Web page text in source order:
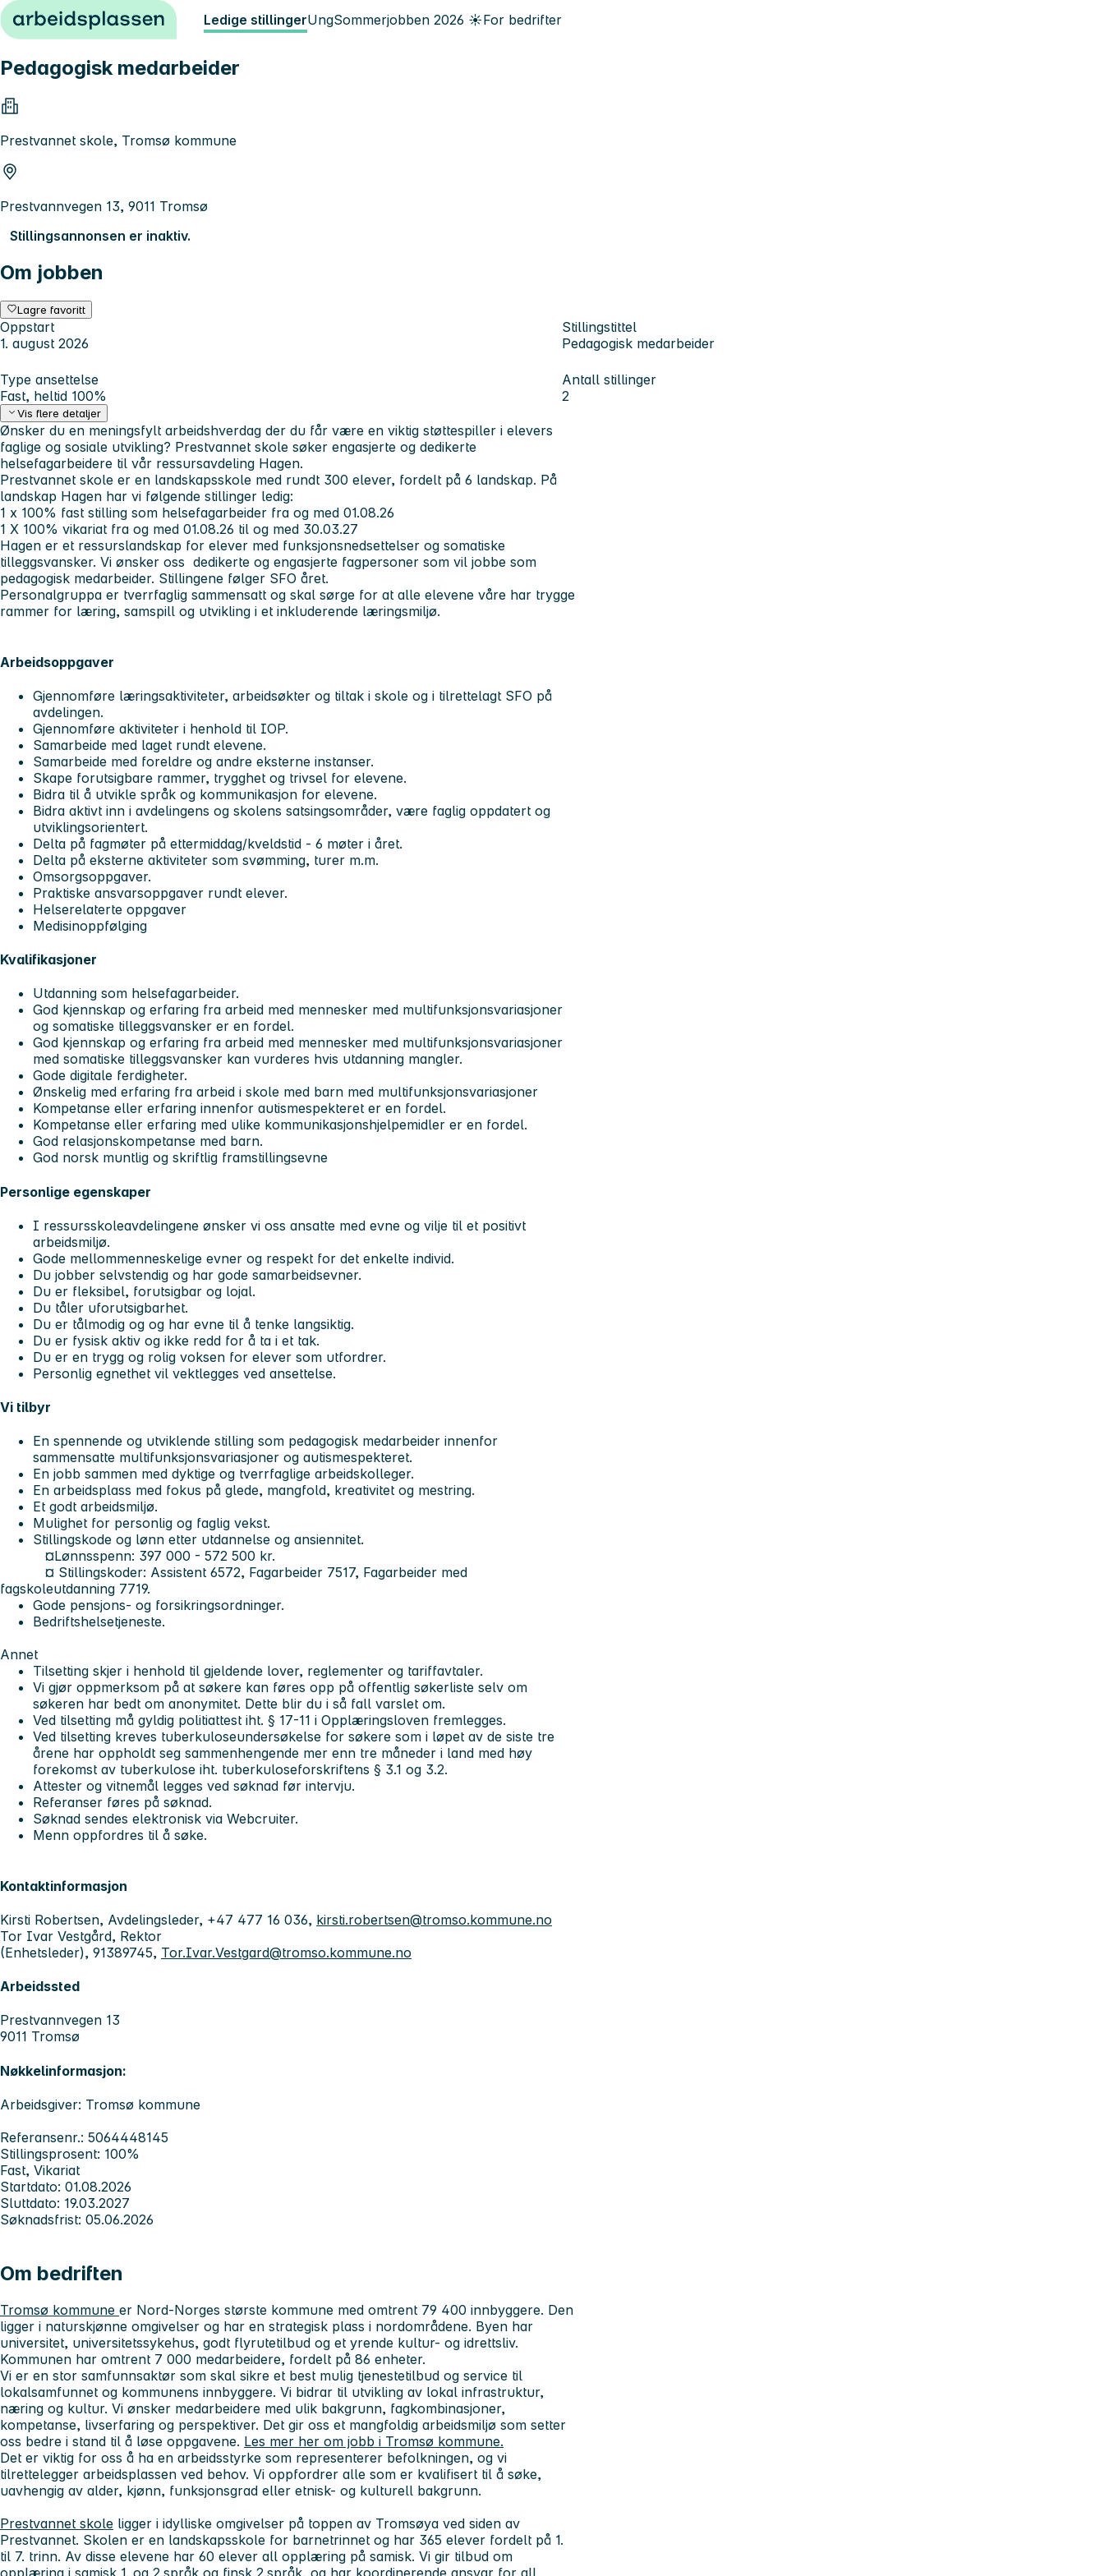
Hopp til innhold Ledige stillingerUngSommerjobben 2026 ☀️For bedrifter
Pedagogisk medarbeider
Prestvannet skole, Tromsø kommune
Prestvannvegen 13, 9011 Tromsø
Stillingsannonsen er inaktiv.
Om jobben
Lagre favoritt
Oppstart
1. august 2026
Stillingstittel
Pedagogisk medarbeider
Type ansettelse
Fast, heltid 100%
Antall stillinger
2
Vis flere detaljer
Ønsker du en meningsfylt arbeidshverdag der du får være en viktig støttespiller i elevers
faglige og sosiale utvikling? Prestvannet skole søker engasjerte og dedikerte
helsefagarbeidere til vår ressursavdeling Hagen.
Prestvannet skole er en landskapsskole med rundt 300 elever, fordelt på 6 landskap. På
landskap Hagen har vi følgende stillinger ledig:
1 x 100% fast stilling som helsefagarbeider fra og med 01.08.26
1 X 100% vikariat fra og med 01.08.26 til og med 30.03.27
Hagen er et ressurslandskap for elever med funksjonsnedsettelser og somatiske
tilleggsvansker. Vi ønsker oss dedikerte og engasjerte fagpersoner som vil jobbe som
pedagogisk medarbeider. Stillingene følger SFO året.
Personalgruppa er tverrfaglig sammensatt og skal sørge for at alle elevene våre har trygge
rammer for læring, samspill og utvikling i et inkluderende læringsmiljø.
Arbeidsoppgaver
Gjennomføre læringsaktiviteter, arbeidsøkter og tiltak i skole og i tilrettelagt SFO på
avdelingen.
Gjennomføre aktiviteter i henhold til IOP.
Samarbeide med laget rundt elevene.
Samarbeide med foreldre og andre eksterne instanser.
Skape forutsigbare rammer, trygghet og trivsel for elevene.
Bidra til å utvikle språk og kommunikasjon for elevene.
Bidra aktivt inn i avdelingens og skolens satsingsområder, være faglig oppdatert og
utviklingsorientert.
Delta på fagmøter på ettermiddag/kveldstid - 6 møter i året.
Delta på eksterne aktiviteter som svømming, turer m.m.
Omsorgsoppgaver.
Praktiske ansvarsoppgaver rundt elever.
Helserelaterte oppgaver
Medisinoppfølging
Kvalifikasjoner
Utdanning som helsefagarbeider.
God kjennskap og erfaring fra arbeid med mennesker med multifunksjonsvariasjoner
og somatiske tilleggsvansker er en fordel.
God kjennskap og erfaring fra arbeid med mennesker med multifunksjonsvariasjoner
med somatiske tilleggsvansker kan vurderes hvis utdanning mangler.
Gode digitale ferdigheter.
Ønskelig med erfaring fra arbeid i skole med barn med multifunksjonsvariasjoner
Kompetanse eller erfaring innenfor autismespekteret er en fordel.
Kompetanse eller erfaring med ulike kommunikasjonshjelpemidler er en fordel.
God relasjonskompetanse med barn.
God norsk muntlig og skriftlig framstillingsevne
Personlige egenskaper
I ressursskoleavdelingene ønsker vi oss ansatte med evne og vilje til et positivt
arbeidsmiljø.
Gode mellommenneskelige evner og respekt for det enkelte individ.
Du jobber selvstendig og har gode samarbeidsevner.
Du er fleksibel, forutsigbar og lojal.
Du tåler uforutsigbarhet.
Du er tålmodig og og har evne til å tenke langsiktig.
Du er fysisk aktiv og ikke redd for å ta i et tak.
Du er en trygg og rolig voksen for elever som utfordrer.
Personlig egnethet vil vektlegges ved ansettelse.
Vi tilbyr
En spennende og utviklende stilling som pedagogisk medarbeider innenfor
sammensatte multifunksjonsvariasjoner og autismespekteret.
En jobb sammen med dyktige og tverrfaglige arbeidskolleger.
En arbeidsplass med fokus på glede, mangfold, kreativitet og mestring.
Et godt arbeidsmiljø.
Mulighet for personlig og faglig vekst.
Stillingskode og lønn etter utdannelse og ansiennitet.
¤Lønnsspenn: 397 000 - 572 500 kr.
¤ Stillingskoder: Assistent 6572, Fagarbeider 7517, Fagarbeider med
fagskoleutdanning 7719.
Gode pensjons- og forsikringsordninger.
Bedriftshelsetjeneste.
Annet
Tilsetting skjer i henhold til gjeldende lover, reglementer og tariffavtaler.
Vi gjør oppmerksom på at søkere kan føres opp på offentlig søkerliste selv om
søkeren har bedt om anonymitet. Dette blir du i så fall varslet om.
Ved tilsetting må gyldig politiattest iht. § 17-11 i Opplæringsloven fremlegges.
Ved tilsetting kreves tuberkuloseundersøkelse for søkere som i løpet av de siste tre
årene har oppholdt seg sammenhengende mer enn tre måneder i land med høy
forekomst av tuberkulose iht. tuberkuloseforskriftens § 3.1 og 3.2.
Attester og vitnemål legges ved søknad før intervju.
Referanser føres på søknad.
Søknad sendes elektronisk via Webcruiter.
Menn oppfordres til å søke.
Kontaktinformasjon
Kirsti Robertsen, Avdelingsleder, +47 477 16 036, kirsti.robertsen@tromso.kommune.no
Tor Ivar Vestgård, Rektor
(Enhetsleder), 91389745, Tor.Ivar.Vestgard@tromso.kommune.no
Arbeidssted
Prestvannvegen 13
9011 Tromsø
Nøkkelinformasjon:
Arbeidsgiver: Tromsø kommune
Referansenr.: 5064448145
Stillingsprosent: 100%
Fast, Vikariat
Startdato: 01.08.2026
Sluttdato: 19.03.2027
Søknadsfrist: 05.06.2026
Om bedriften
Tromsø kommune er Nord-Norges største kommune med omtrent 79 400 innbyggere. Den
ligger i naturskjønne omgivelser og har en strategisk plass i nordområdene. Byen har
universitet, universitetssykehus, godt flyrutetilbud og et yrende kultur- og idrettsliv.
Kommunen har omtrent 7 000 medarbeidere, fordelt på 86 enheter.
Vi er en stor samfunnsaktør som skal sikre et best mulig tjenestetilbud og service til
lokalsamfunnet og kommunens innbyggere. Vi bidrar til utvikling av lokal infrastruktur,
næring og kultur. Vi ønsker medarbeidere med ulik bakgrunn, fagkombinasjoner,
kompetanse, livserfaring og perspektiver. Det gir oss et mangfoldig arbeidsmiljø som setter
oss bedre i stand til å løse oppgavene. Les mer her om jobb i Tromsø kommune.
Det er viktig for oss å ha en arbeidsstyrke som representerer befolkningen, og vi
tilrettelegger arbeidsplassen ved behov. Vi oppfordrer alle som er kvalifisert til å søke,
uavhengig av alder, kjønn, funksjonsgrad eller etnisk- og kulturell bakgrunn.
Prestvannet skole ligger i idylliske omgivelser på toppen av Tromsøya ved siden av
Prestvannet. Skolen er en landskapsskole for barnetrinnet og har 365 elever fordelt på 1.
til 7. trinn. Av disse elevene har 60 elever all opplæring på samisk. Vi gir tilbud om
opplæring i samisk 1. og 2.språk og finsk 2.språk, og har koordinerende ansvar for all